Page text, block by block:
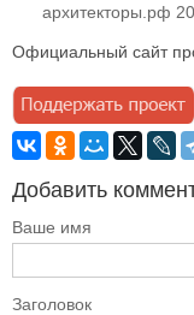
архитекторы.рф
Официальный сайт
Добавить
Ваше имя
Заголовок